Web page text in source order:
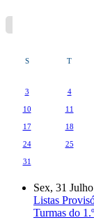
S T
3 4
10 11
17 18
24 25
31
Sex, 31
Listas
Turmas do